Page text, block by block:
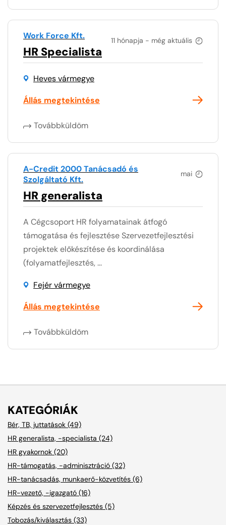
11 hónapja - még aktuális
Work Force Kft.
HR Specialista
Heves vármegye
Állás megtekintése
Továbbküldöm
mai
A-Credit 2000 Tanácsadó és
Szolgáltató Kft.
HR generalista
A Cégcsoport HR folyamatainak átfogó
támogatása és fejlesztése Szervezetfejlesztési
projektek előkészítése és koordinálása
(folyamatfejlesztés, ...
Fejér vármegye
Állás megtekintése
Továbbküldöm
KATEGÓRIÁK
Bér, TB, juttatások (49)
HR generalista, -specialista (24)
HR gyakornok (20)
HR-támogatás, -adminisztráció (32)
HR-tanácsadás, munkaerő-közvetítés (6)
HR-vezető, -igazgató (16)
Képzés és szervezetfejlesztés (5)
Tobozás/kiválasztás (33)